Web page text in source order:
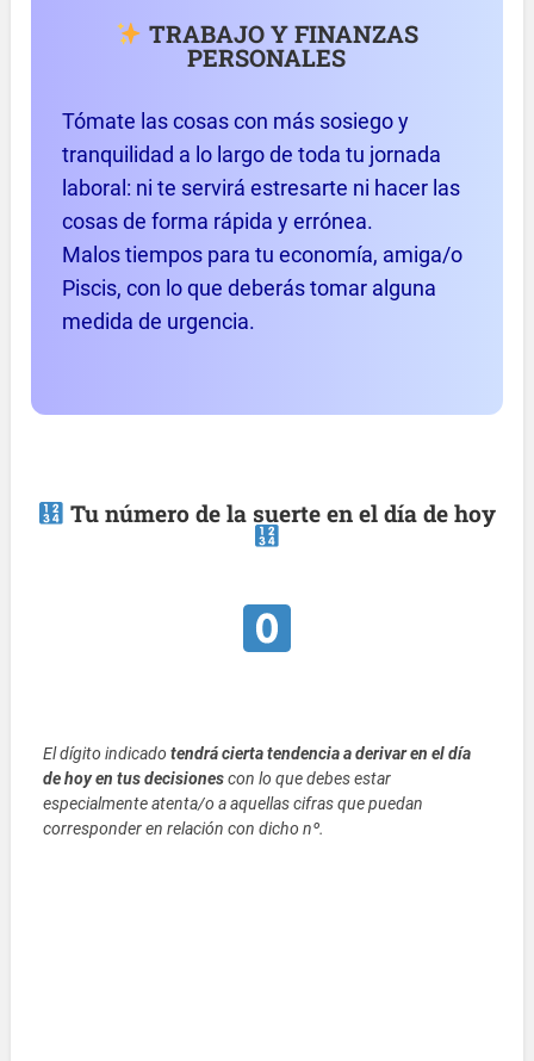
TRABAJO Y FINANZAS
PERSONALES
Tómate las cosas con más sosiego y
tranquilidad a lo largo de toda tu jornada
laboral: ni te servirá estresarte ni hacer las
cosas de forma rápida y errónea.
Malos tiempos para tu economía, amiga/o
Piscis, con lo que deberás tomar alguna
medida de urgencia.
Tu número de la suerte en el día de hoy
El dígito indicadotendrá cierta tendencia a derivar en el día
de hoy en tus decisionescon lo que debes estar
especialmente atenta/o a aquellas cifras que puedan
corresponder en relación con dicho nº.